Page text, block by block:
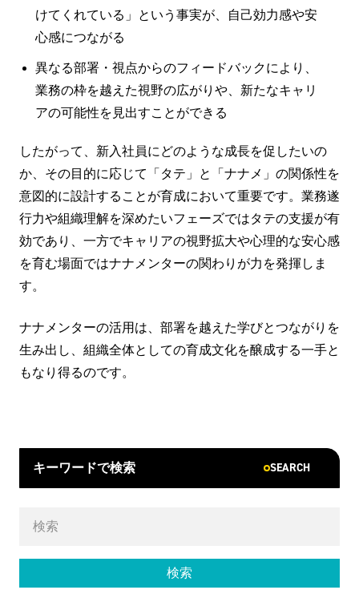
けてくれている」という事実が、自己効力感や安
心感につながる
異なる部署・視点からのフィードバックにより、
業務の枠を越えた視野の広がりや、新たなキャリ
アの可能性を見出すことができる
したがって、新入社員にどのような成長を促したいの
か、その目的に応じて「タテ」と「ナナメ」の関係性を
意図的に設計することが育成において重要です。業務遂
行力や組織理解を深めたいフェーズではタテの支援が有
効であり、一方でキャリアの視野拡大や心理的な安心感
を育む場面ではナナメンターの関わりが力を発揮しま
す。
ナナメンターの活用は、部署を越えた学びとつながりを
生み出し、組織全体としての育成文化を醸成する一手と
もなり得るのです。
キーワードで検索 SEARCH